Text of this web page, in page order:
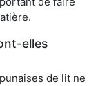
elles
de lit ne